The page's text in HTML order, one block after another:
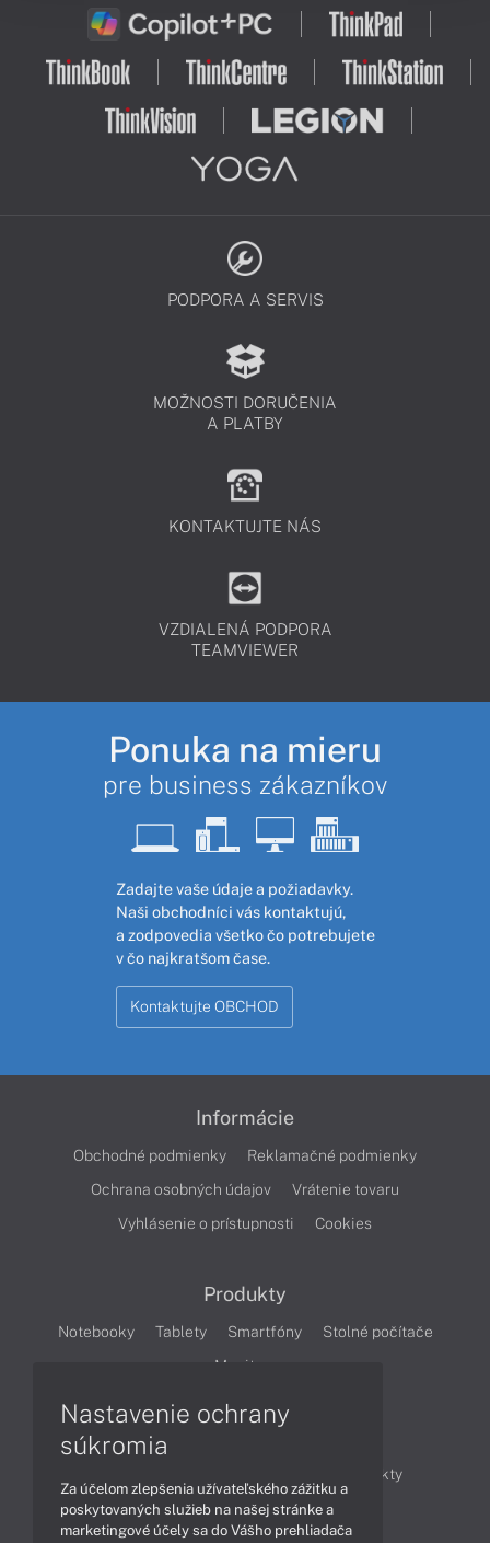
PODPORA A SERVIS
MOŽNOSTI DORUČENIA
A PLATBY
KONTAKTUJTE NÁS
VZDIALENÁ PODPORA
TEAMVIEWER
Ponuka na mieru
pre business zákazníkov
Zadajte vaše údaje a požiadavky.
Naši obchodníci vás kontaktujú,
a zodpovedia všetko čo potrebujete
v čo najkratšom čase.
Kontaktujte OBCHOD
Informácie
Obchodné podmienky
Reklamačné podmienky
Ochrana osobných údajov
Vrátenie tovaru
Vyhlásenie o prístupnosti
Cookies
Produkty
Notebooky Tablety Smartfóny
Stolné počítače
Monitory
Produkty
Technológie
Videá
Nastavenie ochrany
súkromia
Za účelom zlepšenia užívateľského zážitku a
poskytovaných služieb na našej stránke a
marketingové účely sa do Vášho prehliadača